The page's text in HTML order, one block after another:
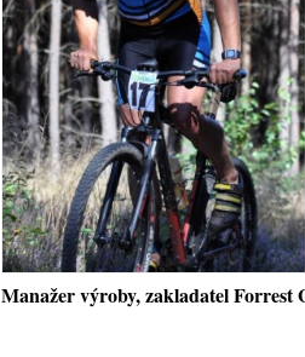
Manažer výroby, zakladatel Forrest